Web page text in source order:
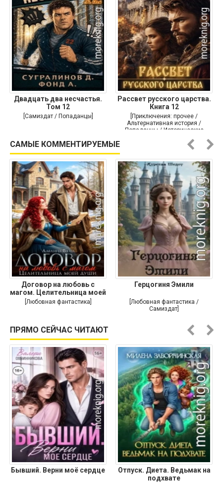
Двадцать два несчастья.
Том 12
[Самиздат / Попаданцы]
Рассвет русского царства.
Книга 12
[Приключения: прочее /
Альтернативная история /
Попаданцы / Исторические
САМЫЕ КОММЕНТИРУЕМЫЕ
Договор на любовь с
магом. Целительница моей
души
[Любовная фантастика]
Герцогиня Эмили
[Любовная фантастика /
Самиздат]
ПРЯМО СЕЙЧАС ЧИТАЮТ
Бывший. Верни моё сердце
Отпуск. Диета. Ведьмак на
подхвате